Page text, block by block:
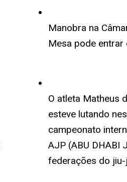
Manobra na
Mesa pode
O atleta Matheus
esteve lutando
campeonato
AJP (ABU DHABI
federações do